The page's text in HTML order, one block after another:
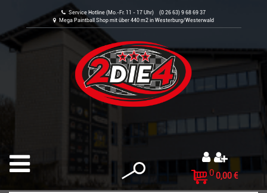
Service Hotline (Mo.-Fr. 11 - 17 Uhr) (0 26 63) 9 68 69 37
Mega Paintball Shop mit über 440 m2 in Westerburg/Westerwald
0 0,00 €